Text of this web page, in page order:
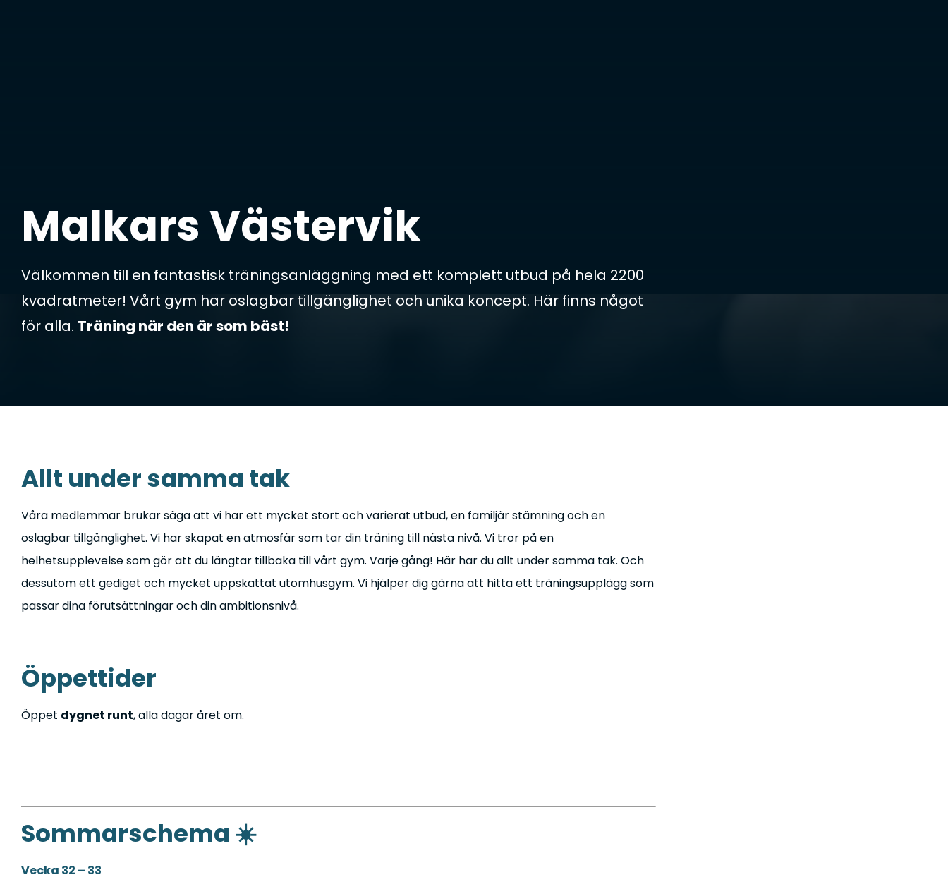
Malkars Västervik
Välkommen till en fantastisk träningsanläggning med ett komplett utbud på hela 2200
kvadratmeter! Vårt gym har oslagbar tillgänglighet och unika koncept. Här finns något
för alla. Träning när den är som bäst!
Allt under samma tak
Våra medlemmar brukar säga att vi har ett mycket stort och varierat utbud, en familjär stämning och en
oslagbar tillgänglighet. Vi har skapat en atmosfär som tar din träning till nästa nivå. Vi tror på en
helhetsupplevelse som gör att du längtar tillbaka till vårt gym. Varje gång! Här har du allt under samma tak. Och
dessutom ett gediget och mycket uppskattat utomhusgym. Vi hjälper dig gärna att hitta ett träningsupplägg som
passar dina förutsättningar och din ambitionsnivå.
Öppettider
Öppet dygnet runt, alla dagar året om.
Sommarschema ☀️
Vecka 32 – 33